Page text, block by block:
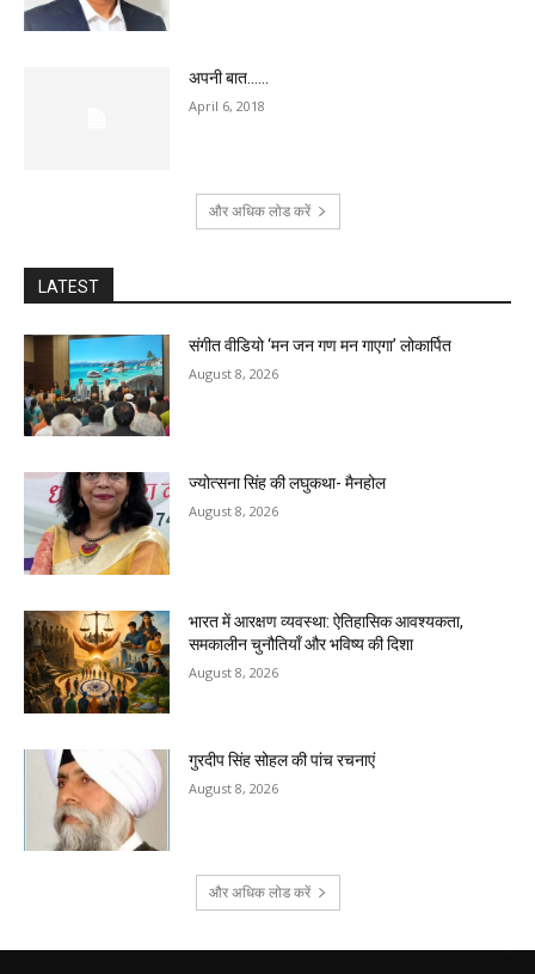
अपनी बात……
April 6, 2018
और अधिक लोड करें
LATEST
संगीत वीडियो ‘मन जन गण मन गाएगा’ लोकार्पित
August 8, 2026
ज्योत्सना सिंह की लघुकथा- मैनहोल
August 8, 2026
भारत में आरक्षण व्यवस्था: ऐतिहासिक आवश्यकता,
समकालीन चुनौतियाँ और भविष्य की दिशा
August 8, 2026
गुरदीप सिंह सोहल की पांच रचनाएं
August 8, 2026
और अधिक लोड करें